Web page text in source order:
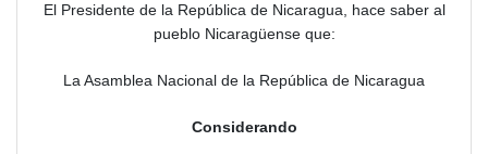
El Presidente de la República de Nicaragua, hace saber al
pueblo Nicaragüense que:
La Asamblea Nacional de la República de Nicaragua
Considerando